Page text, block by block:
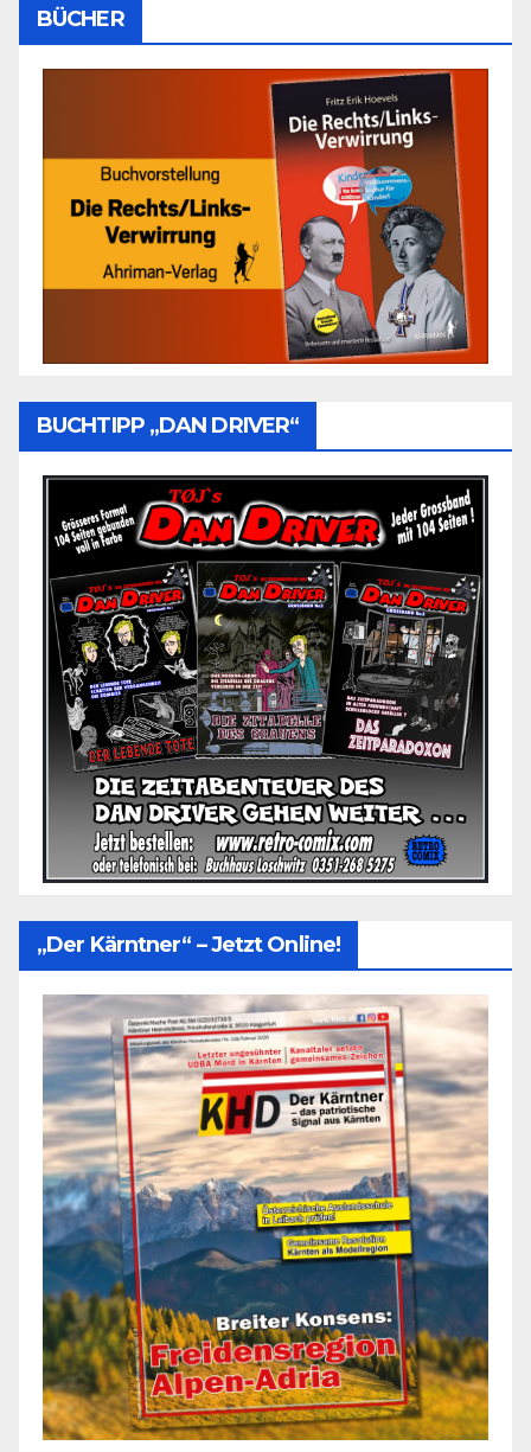
BÜCHER
BUCHTIPP „DAN DRIVER“
„Der Kärntner“ – Jetzt Online!